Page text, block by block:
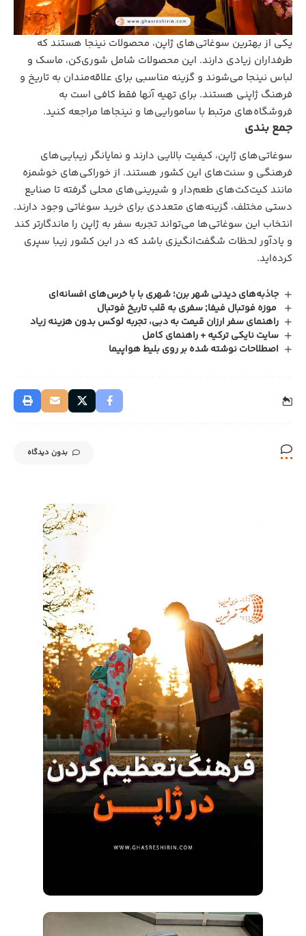
یکی از بهترین سوغاتی‌های ژاپن، محصولات نینجا هستند که
طرفداران زیادی دارند. این محصولات شامل شوری‌کن، ماسک و
لباس نینجا می‌شوند و گزینه مناسبی برای علاقه‌مندان به تاریخ و
فرهنگ ژاپنی هستند. برای تهیه آنها فقط کافی است به
فروشگاه‌های مرتبط با سامورایی‌ها و نینجاها مراجعه کنید.
جمع بندی
سوغاتی‌های ژاپن، کیفیت بالایی دارند و نمایانگر زیبایی‌های
فرهنگی و سنت‌های این کشور هستند. از خوراکی‌های خوشمزه
مانند کیت‌کت‌های طعم‌دار و شیرینی‌های محلی گرفته تا صنایع
دستی مختلف، گزینه‌های متعددی برای خرید سوغاتی وجود دارند.
انتخاب این سوغاتی‌ها می‌تواند تجربه سفر به ژاپن را ماندگارتر کند
و یادآور لحظات شگفت‌انگیزی باشد که در این کشور زیبا سپری
کرده‌اید.
جاذبه‌های دیدنی شهر برن؛ شهری با با خرس‌های افسانه‌ای
موزه فوتبال فیفا; سفری به قلب تاریخ فوتبال
راهنمای سفر ارزان قیمت به دبی، تجربه لوکس بدون هزینه زیاد
سایت نایکی ترکیه + راهنمای کامل
اصطلاحات نوشته شده بر روی بلیط هواپیما
بدون دیدگاه